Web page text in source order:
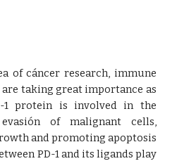
of cáncer research, immune
taking great importance as
1 protein is involved in the
of malignant cells,
and promoting apoptosis
PD-1 and its ligands play